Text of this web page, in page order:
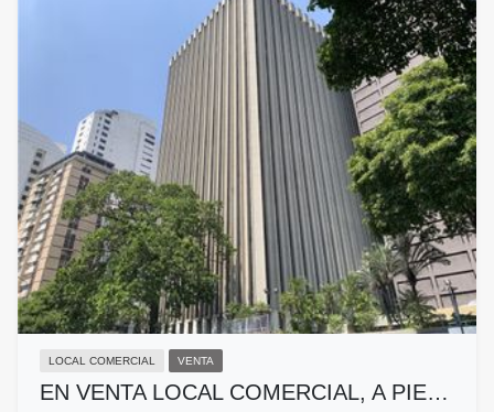
LOCAL COMERCIAL VENTA
EN VENTA LOCAL COMERCIAL, A PIE…